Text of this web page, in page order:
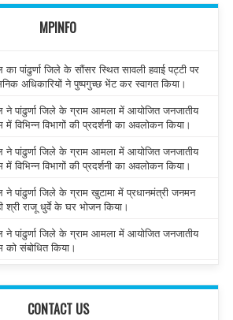
MPINFO
का पांढुर्णा जिले के सौंसर स्थित सावली हवाई पट्टी पर
अधिकारियों ने पुष्पगुच्छ भेंट कर स्वागत किया।
ने पांढुर्णा जिले के ग्राम आमला में आयोजित जनजातीय
विभिन्न विभागों की प्रदर्शनी का अवलोकन किया।
ने पांढुर्णा जिले के ग्राम आमला में आयोजित जनजातीय
विभिन्न विभागों की प्रदर्शनी का अवलोकन किया।
ने पांढुर्णा जिले के ग्राम खुटामा में प्रधानमंत्री जनमन
श्री राजू धुर्वे के घर भोजन किया।
ने पांढुर्णा जिले के ग्राम आमला में आयोजित जनजातीय
संबोधित किया।
CONTACT US